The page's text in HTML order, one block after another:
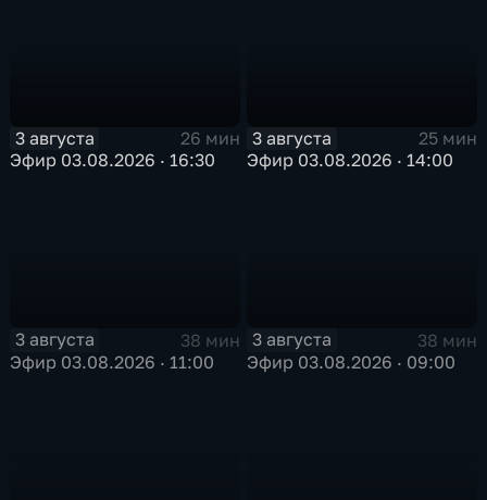
3 августа
26 мин
Эфир 03.08.2026 · 16:30
3 августа
25 мин
Эфир 03.08.2026 · 14:00
3 августа
38 мин
Эфир 03.08.2026 · 11:00
3 августа
38 мин
Эфир 03.08.2026 · 09:00